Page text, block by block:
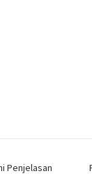
Penjelasan